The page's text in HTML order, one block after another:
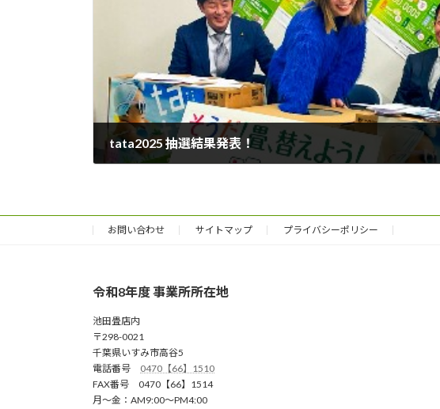
tata2025 抽選結果発表！
お問い合わせ サイトマップ プライバシーポリシー
令和8年度 事業所所在地
池田畳店内
〒298-0021
千葉県いすみ市高谷5
電話番号 0470【66】1510
FAX番号 0470【66】1514
月～金：AM9:00～PM4:00